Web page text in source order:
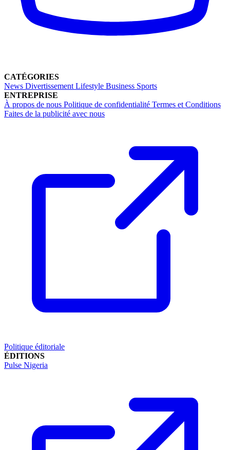
CATÉGORIES
News Divertissement Lifestyle Business Sports
ENTREPRISE
À propos de nous Politique de confidentialité Termes et Conditions
Faites de la publicité avec nous
Politique éditoriale
ÉDITIONS
Pulse Nigeria